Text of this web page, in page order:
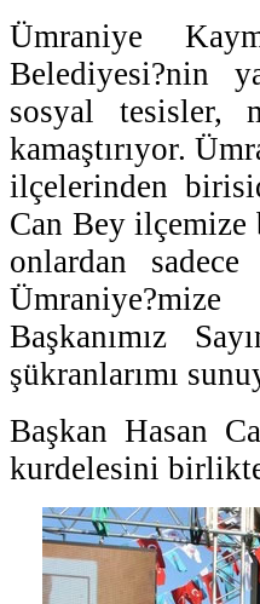
Ümraniye
Belediyesi?nin
sosyal tesisler,
kamaştırıyor.
ilçelerinden
Can Bey ilçemize
onlardan
Başkanımız
şükranlarımı
Başkan Hasan
kurdelesini